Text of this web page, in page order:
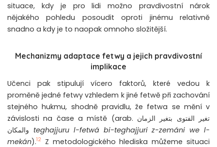
situace, kdy je pro lidi možno pravdivostní nárok
nějakého pohledu posoudit oproti jinému relativně
snadno a kdy je to naopak omnoho složitější.
Mechanizmy adaptace fetwy a jejich pravdivostní
implikace
Učenci pak stipulují vícero faktorů, které vedou k
proměně jedné fetwy vzhledem k jiné fetwě při zachování
stejného hukmu, shodně pravidlu, že fetwa se mění v
závislosti na čase a místě (arab. تغير الفتوى بتغير الزمان
teghajjuru l-fetwá bi-teghajjuri z-zemáni we l-
mekán).12 Z metodologického hlediska můžeme situaci